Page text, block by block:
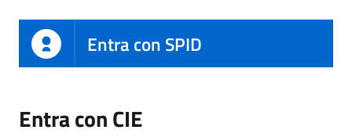
Entra con SPID
Entra con CIE